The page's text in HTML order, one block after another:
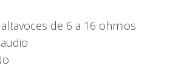
de 6 a 16 ohmios